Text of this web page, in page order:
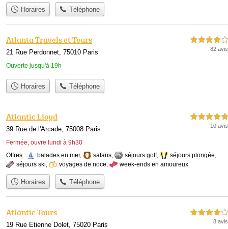
Horaires Téléphone
Atlanta Travels et Tours
21 Rue Perdonnet, 75010 Paris
Ouverte jusqu'à 19h
4,0 étoiles sur 5
82 avis
Horaires Téléphone
Atlantic Lloyd
39 Rue de l'Arcade, 75008 Paris
Fermée, ouvre lundi à 9h30
5,0 étoiles sur 5
10 avis
Offres : balades en mer, safaris, séjours golf, séjours plongée,
séjours ski, voyages de noce, week-ends en amoureux
Horaires Téléphone
Atlantic Tours
19 Rue Etienne Dolet, 75020 Paris
4,0 étoiles sur 5
8 avis